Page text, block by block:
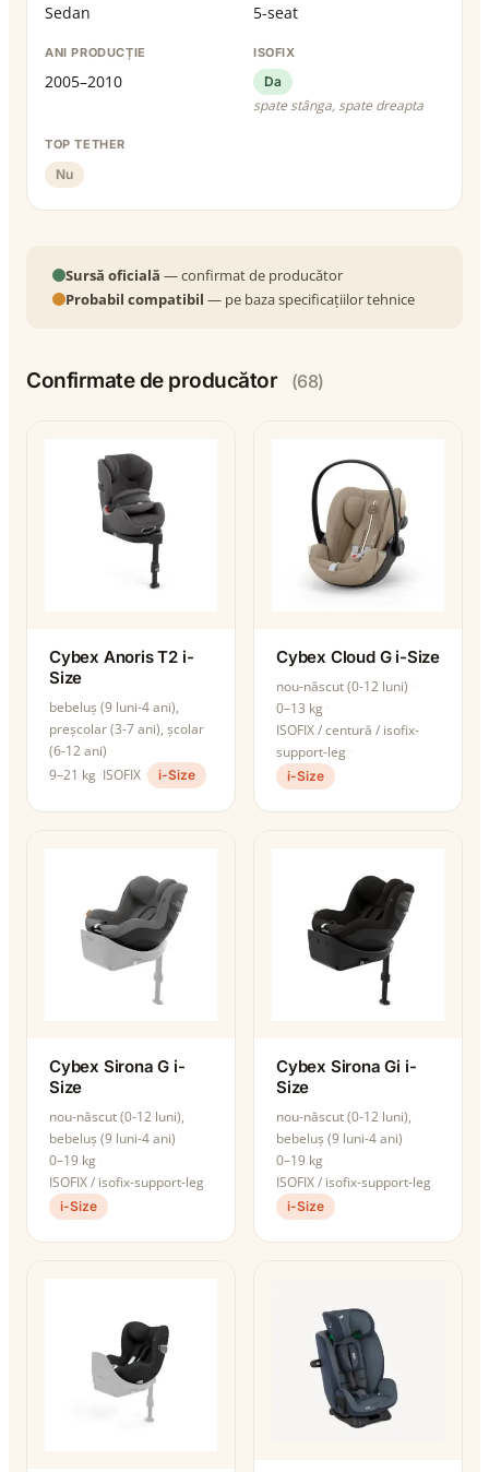
Sedan 5-seat
ANI PRODUCȚIE
2005–2010
ISOFIX
Da
spate stânga, spate dreapta
TOP TETHER
Nu
Sursă oficială — confirmat de producător
Probabil compatibil — pe baza specificațiilor tehnice
Confirmate de producător (68)
Cybex Anoris T2 i-
Size
bebeluș (9 luni-4 ani),
preșcolar (3-7 ani), școlar
(6-12 ani)
9–21 kg ISOFIX i-Size
Cybex Cloud G i-Size
nou-născut (0-12 luni)
0–13 kg
ISOFIX / centură / isofix-
support-leg
i-Size
Cybex Sirona G i-
Size
nou-născut (0-12 luni),
bebeluș (9 luni-4 ani)
0–19 kg
ISOFIX / isofix-support-leg
i-Size
Cybex Sirona Gi i-
Size
nou-născut (0-12 luni),
bebeluș (9 luni-4 ani)
0–19 kg
ISOFIX / isofix-support-leg
i-Size